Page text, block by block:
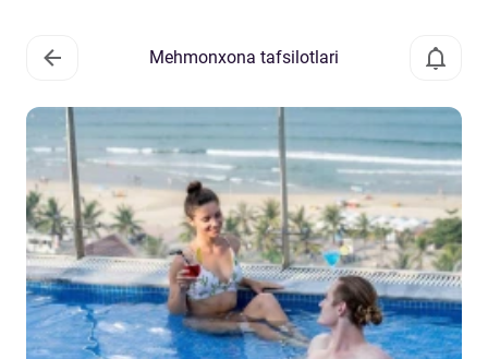
Mehmonxona tafsilotlari